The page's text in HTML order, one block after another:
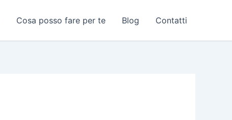
Cosa posso fare per te Blog Contatti